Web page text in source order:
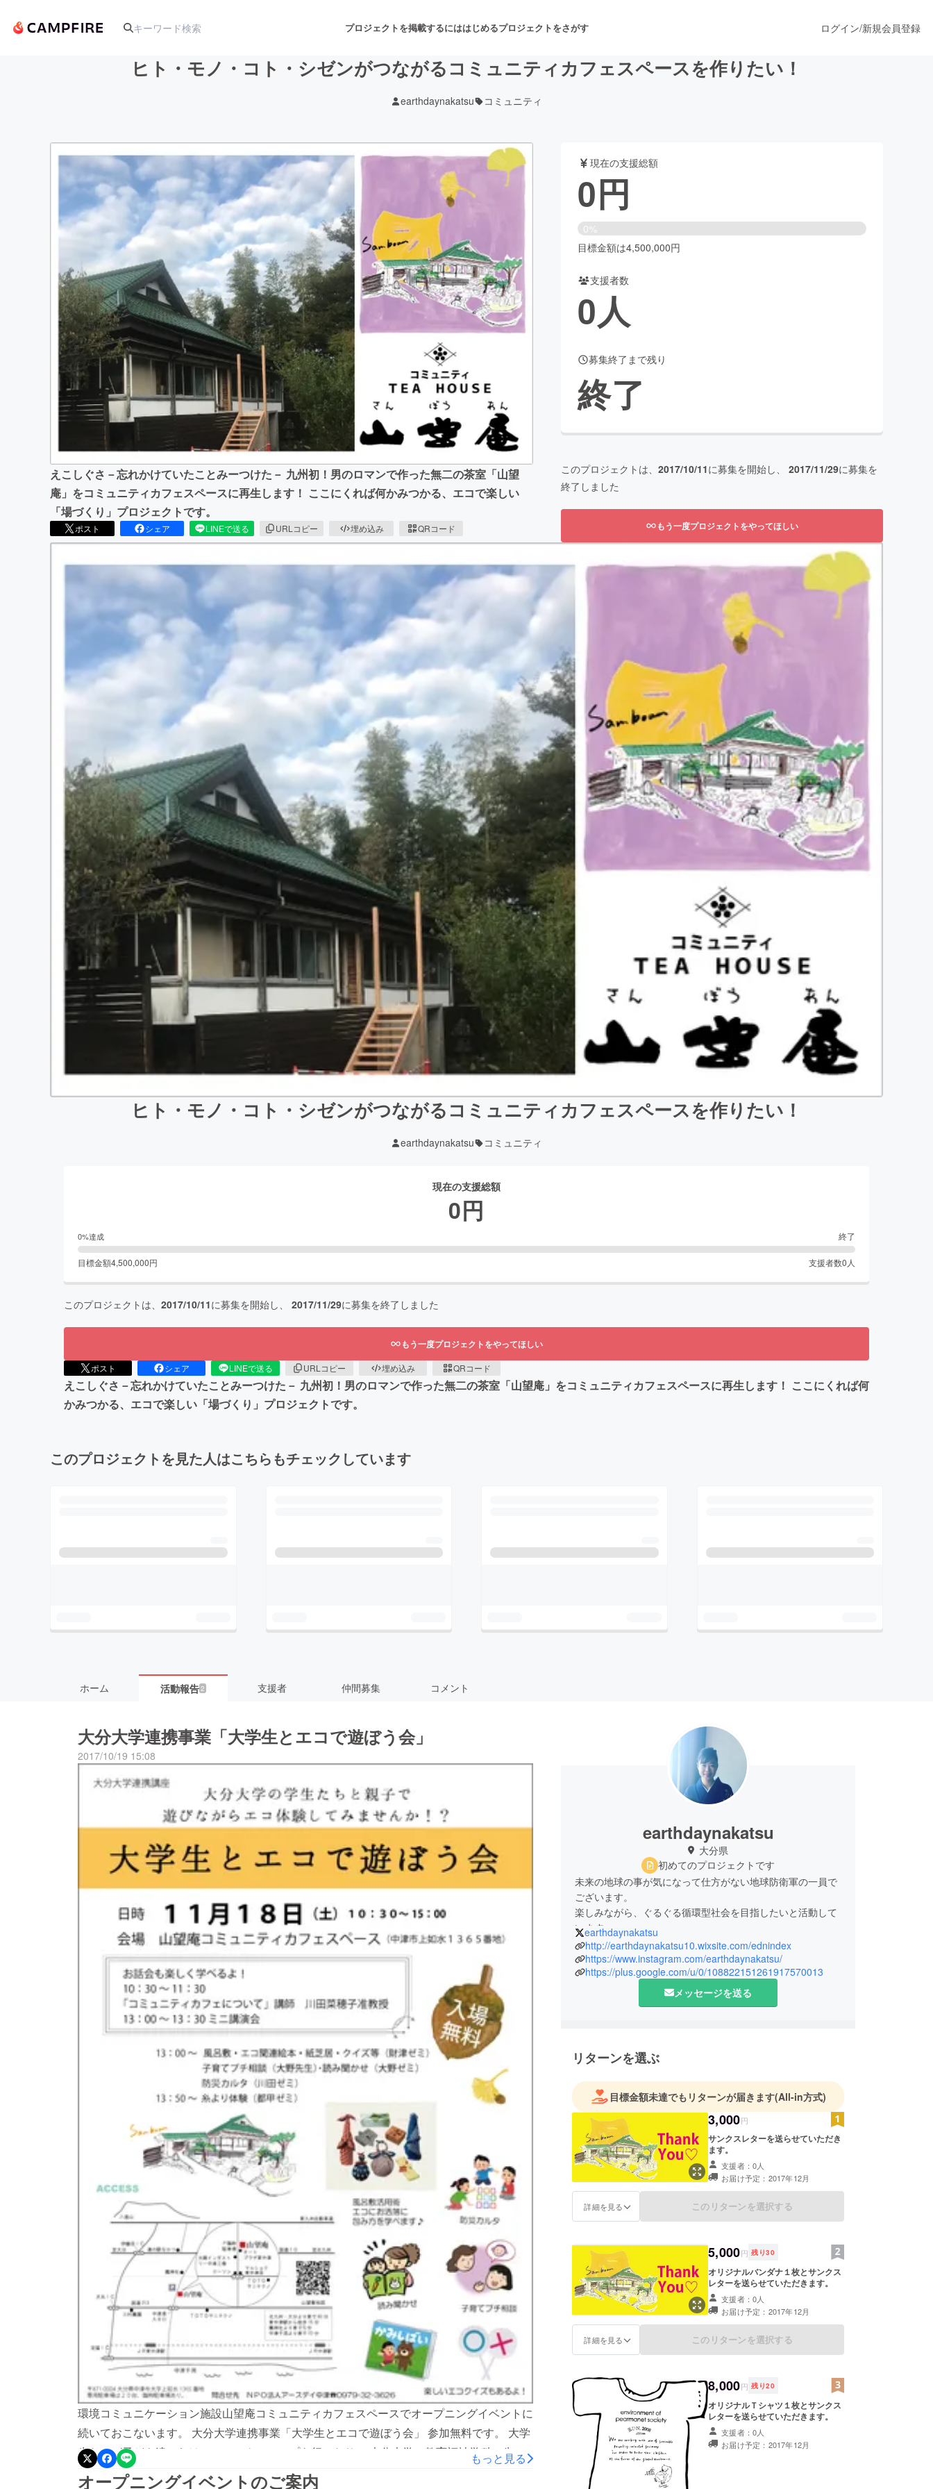
プロジェクトを掲載するにははじめるプロジェクトをさがす
アート・写真 音楽 舞台・パフォーマンス
テクノロジー・ガジェット ゲーム・サービス開発
映像・映画 書籍・雑誌出版
ビジネス・起業 チャレンジ ビューティー・ヘルスケア
まちづくり・地域活性化
CAMPFIRE for Social Good
CAMPFIREふるさと納税 machi-ya
ログイン/新規会員登録
ヒト・モノ・コト・シゼンがつながるコミュニティカフェスペースを作りたい！
earthdaynakatsu コミュニティ
えこしぐさ－忘れかけていたことみーつけた－ 九州初！男のロマンで作った無二の茶室「山望
庵」をコミュニティカフェスペースに再生します！ ここにくれば何かみつかる、エコで楽しい
「場づくり」プロジェクトです。
ポスト シェア LINEで送る URLコピー 埋め込み QRコード
現在の支援総額
0円
0%
目標金額は4,500,000円
支援者数
0人
募集終了まで残り
終了
このプロジェクトは、 2017/10/11に募集を開始し、 2017/11/29に募集を
終了しました
もう一度プロジェクトをやってほしい
ヒト・モノ・コト・シゼンがつながるコミュニティカフェスペースを作りたい！
earthdaynakatsu コミュニティ
現在の支援総額
0円
0%達成 終了
目標金額4,500,000円 支援者数0 人
このプロジェクトは、 2017/10/11に募集を開始し、 2017/11/29に募集を終了しました
もう一度プロジェクトをやってほしい
ポスト シェア LINEで送る URLコピー 埋め込み QRコード
えこしぐさ－忘れかけていたことみーつけた－ 九州初！男のロマンで作った無二の茶室「山望庵」をコミュニティカフェスペースに再生します！ ここにくれば何
かみつかる、エコで楽しい「場づくり」プロジェクトです。
このプロジェクトを見た人はこちらもチェックしています
ホーム 活動報告2 支援者 仲間募集 コメント
大分大学連携事業「大学生とエコで遊ぼう会」
2017/10/19 15:08
環境コミュニケーション施設山望庵コミュニティカフェスペースでオープニングイベントに
続いておこないます。 大分大学連携事業「大学生とエコで遊ぼう会」 参加無料です。 大学
生たちが子ども達にむけてのワークショップを行ったり。 大分大学の教育福祉学科の先生
たちが講座を行います。 皆様どうぞ、遊びにお越しください！！ お待ちしております！！
もっと見る
オープニングイベントのご案内
earthdaynakatsu
大分県
初めてのプロジェクトです
未来の地球の事が気になって仕方がない地球防衛軍の一員で
ございます。
楽しみながら、ぐるぐる循環型社会を目指したいと活動して
います。
｢みんな集まれエーコとしよう♪」
earthdaynakatsu
http://earthdaynakatsu10.wixsite.com/ednindex
https://www.instagram.com/earthdaynakatsu/
https://plus.google.com/u/0/108822151261917570013
メッセージを送る
リターンを選ぶ
目標金額未達でもリターンが届きます(All-in方式)
3,000円
サンクスレターを送らせていただき
ます。
支援者：0人
お届け予定：2017年12月
詳細を見る このリターンを選択する
5,000円 残り30
オリジナルバンダナ１枚とサンクス
レターを送らせていただきます。
支援者：0人
お届け予定：2017年12月
詳細を見る このリターンを選択する
8,000円 残り20
オリジナルＴシャツ１枚とサンクス
レターを送らせていただきます。
支援者：0人
お届け予定：2017年12月